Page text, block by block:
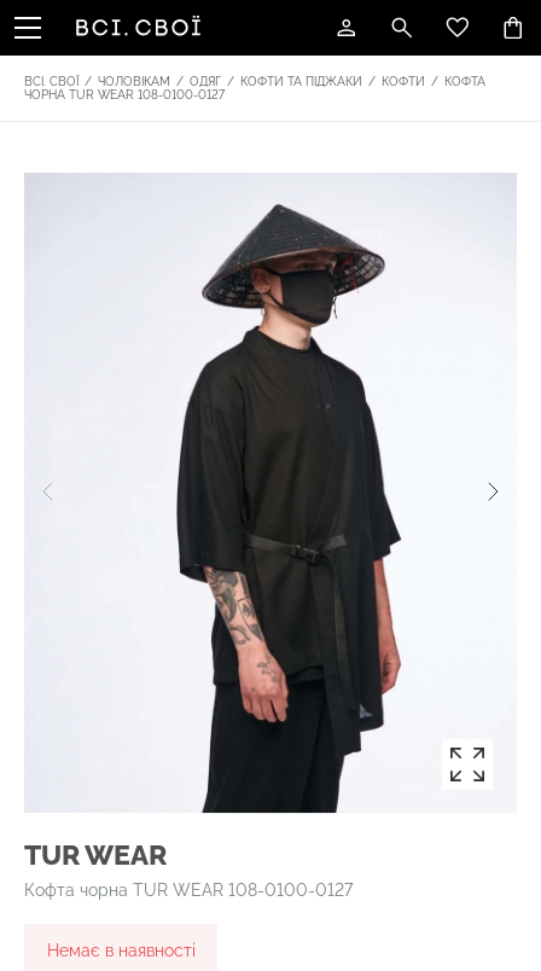
ВСІ. СВОЇ / ЧОЛОВІКАМ / ОДЯГ / КОФТИ ТА ПІДЖАКИ / КОФТИ / КОФТА
ЧОРНА TUR WEAR 108-0100-0127
TUR WEAR
Кофта чорна TUR WEAR 108-0100-0127
Немає в наявності